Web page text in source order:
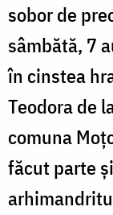
sobor de
sâmbătă, 7
în cinstea
Teodora de
comuna
făcut parte